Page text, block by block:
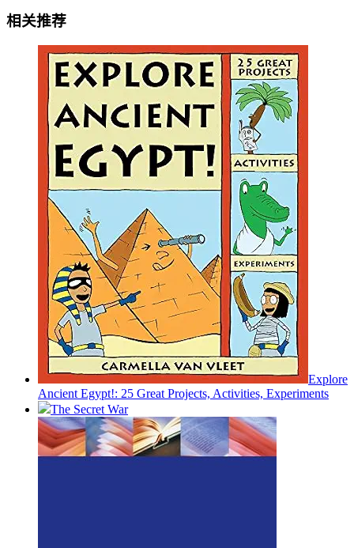
相关推荐
Explore
Ancient Egypt!: 25 Great Projects, Activities, Experiments
The Secret War